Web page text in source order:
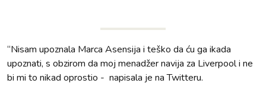
“Nisam upoznala Marca Asensija i teško da ću ga ikada
upoznati, s obzirom da moj menadžer navija za Liverpool i ne
bi mi to nikad oprostio - napisala je na Twitteru.